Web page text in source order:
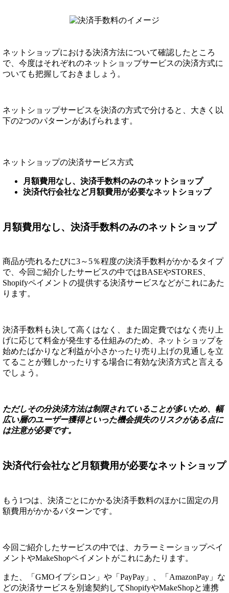
ネットショップにおける決済方法について確認したところ
で、今度はそれぞれのネットショップサービスの決済方式に
ついても把握しておきましょう。
ネットショップサービスを決済の方式で分けると、大きく以
下の2つのパターンがあげられます。
ネットショップの決済サービス方式
月額費用なし、決済手数料のみのネットショップ
決済代行会社など月額費用が必要なネットショップ
月額費用なし、決済手数料のみのネットショップ
商品が売れるたびに3～5％程度の決済手数料がかかるタイプ
で、今回ご紹介したサービスの中ではBASEやSTORES、
Shopifyペイメントの提供する決済サービスなどがこれにあた
ります。
決済手数料も決して高くはなく、また固定費ではなく売り上
げに応じて料金が発生する仕組みのため、ネットショップを
始めたばかりなど利益が小さかったり売り上げの見通しを立
てることが難しかったりする場合に有効な決済方式と言える
でしょう。
ただしその分決済方法は制限されていることが多いため、幅
広い層のユーザー獲得といった機会損失のリスクがある点に
は注意が必要です。
決済代行会社など月額費用が必要なネットショップ
もう1つは、決済ごとにかかる決済手数料のほかに固定の月
額費用がかかるパターンです。
今回ご紹介したサービスの中では、カラーミーショップペイ
メントやMakeShopペイメントがこれにあたります。
また、「GMOイプシロン」や「PayPay」、「AmazonPay」な
どの決済サービスを別途契約してShopifyやMakeShopと連携